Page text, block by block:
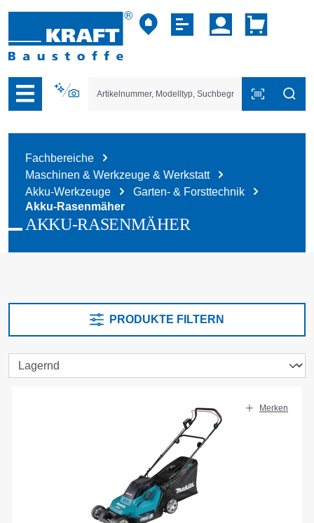
der B2B-Plattform springen
Fachbereiche
Maschinen & Werkzeuge & Werkstatt
Akku-Werkzeuge
Garten- & Forsttechnik
Akku-Rasenmäher
AKKU-RASENMÄHER
PRODUKTE FILTERN
Merken